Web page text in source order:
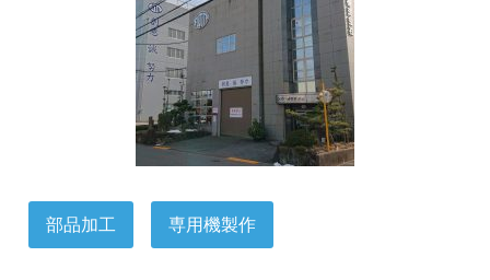
部品加工 専用機製作